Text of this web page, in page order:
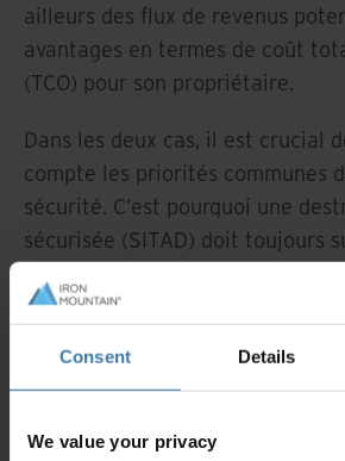
Consent Details
We value your privacy
ailleurs des flux de revenus
avantages en termes de coût
(TCO) pour son propriétaire.
Dans les deux cas, il est crucial
compte les priorités communes
sécurité. C’est pourquoi une
sécurisée (SITAD) doit toujours
de traçabilité fiable, l’effacement
responsable des composants à